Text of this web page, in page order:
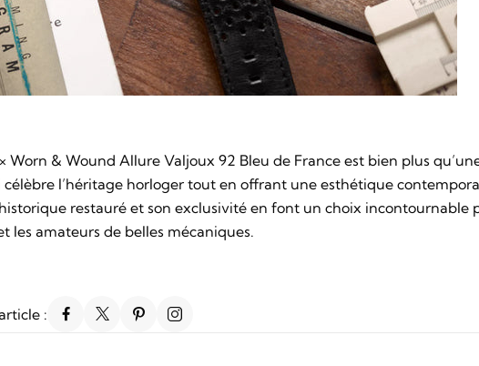
Worn & Wound Allure Valjoux 92 Bleu de France est bien plus
l’héritage horloger tout en offrant une esthétique
restauré et son exclusivité en font un choix incontournable
les amateurs de belles mécaniques.
: